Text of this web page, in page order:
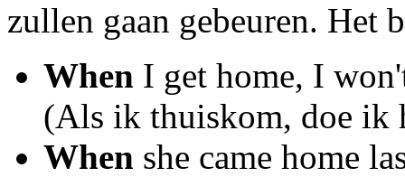
zullen gaan gebeuren. Het
When I get home, I
(Als ik thuiskom, doe ik
When she came home